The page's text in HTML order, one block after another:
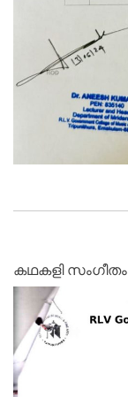
കഥകളി സംഗീതം